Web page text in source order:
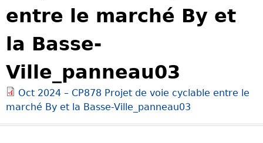
o
u
r
S
e
a
r
c
h
entre le marché By et
la Basse-
Ville_panneau03
Oct 2024 – CP878 Projet de voie cyclable entre le
marché By et la Basse-Ville_panneau03